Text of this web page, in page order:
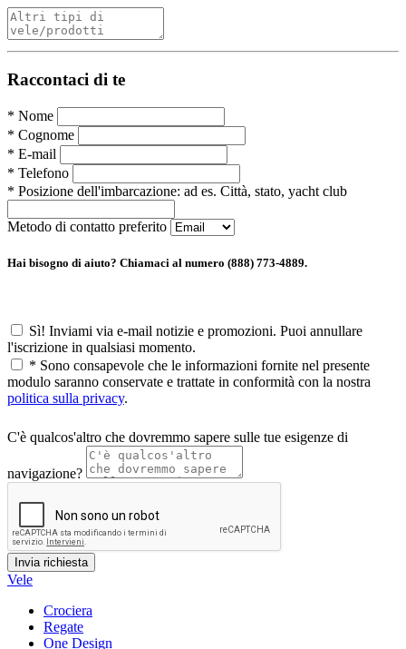
Raccontaci di te
* Nome
* Cognome
* E-mail
* Telefono
* Posizione dell'imbarcazione: ad es. Città, stato, yacht club
Metodo di contatto preferito
Hai bisogno di aiuto? Chiamaci al numero (888) 773-4889.
Sì! Inviami via e-mail notizie e promozioni. Puoi annullare
l'iscrizione in qualsiasi momento.
* Sono consapevole che le informazioni fornite nel presente
modulo saranno conservate e trattate in conformità con la nostra
politica sulla privacy.
C'è qualcos'altro che dovremmo sapere sulle tue esigenze di
navigazione?
Vele
Crociera
Regate
One Design